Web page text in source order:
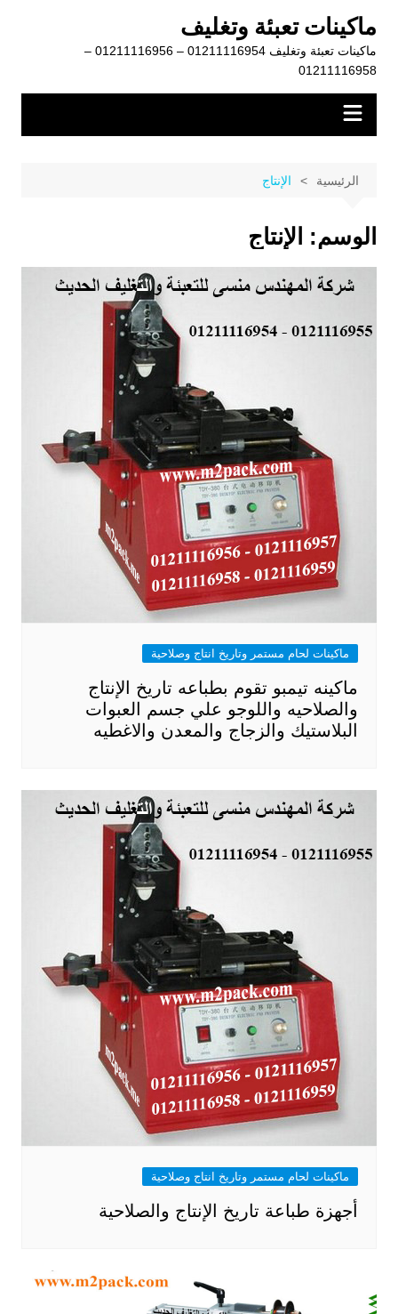
المحتوى
ماكينات تعبئة وتغليف
ماكينات تعبئة وتغليف 01211116954 – 01211116956 –
01211116958
الرئيسية الإنتاج
الوسم: الإنتاج
ماكينات لحام مستمر وتاريخ انتاج وصلاحية
ماكينه تيمبو تقوم بطباعه تاريخ الإنتاج
والصلاحيه واللوجو علي جسم العبوات
البلاستيك والزجاج والمعدن والاغطيه
ماكينات لحام مستمر وتاريخ انتاج وصلاحية
أجهزة طباعة تاريخ الإنتاج والصلاحية